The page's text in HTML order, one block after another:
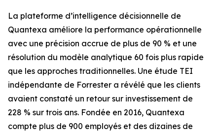
La plateforme d’intelligence décisionnelle de
Quantexa améliore la performance opérationnelle
avec une précision accrue de plus de 90 % et une
résolution du modèle analytique 60 fois plus rapide
que les approches traditionnelles. Une étude TEI
indépendante de Forrester a révélé que les clients
avaient constaté un retour sur investissement de
228 % sur trois ans. Fondée en 2016, Quantexa
compte plus de 900 employés et des dizaines de